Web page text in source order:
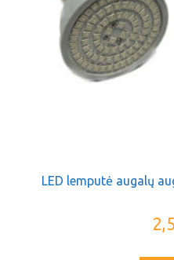
LED lemputė augalų